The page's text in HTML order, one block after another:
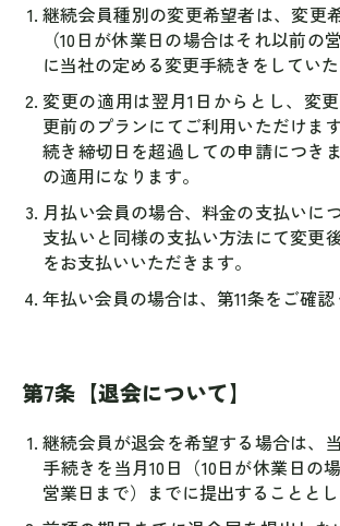
継続会員種別の変更希望者は、変更
（10日が休業日の場合はそれ以前の
に当社の定める変更手続きをしていた
変更の適用は翌月1日からとし、変
更前のプランにてご利用いただけま
続き締切日を超過しての申請につき
の適用になります。
月払い会員の場合、料金の支払いに
支払いと同様の支払い方法にて変更
をお支払いいただきます。
年払い会員の場合は、第11条をご確認
第7条【退会について】
継続会員が退会を希望する場合は、
手続きを当月10日（10日が休業日の
営業日まで）までに提出することとし